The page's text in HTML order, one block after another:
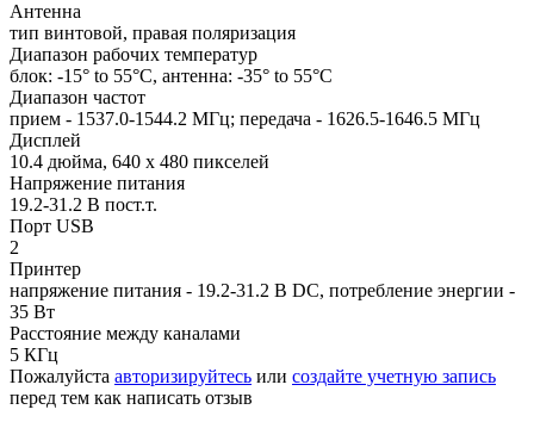
Антенна
тип винтовой, правая поляризация
Диапазон рабочих температур
блок: -15° to 55°C, антенна: -35° to 55°C
Диапазон частот
прием - 1537.0-1544.2 МГц; передача - 1626.5-1646.5 МГц
Дисплей
10.4 дюйма, 640 х 480 пикселей
Напряжение питания
19.2-31.2 В пост.т.
Порт USB
2
Принтер
напряжение питания - 19.2-31.2 В DC, потребление энергии -
35 Вт
Расстояние между каналами
5 КГц
Пожалуйста авторизируйтесь или создайте учетную запись
перед тем как написать отзыв